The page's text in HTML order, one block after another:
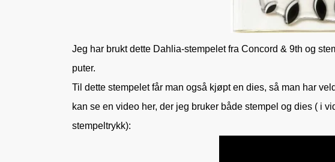
Jeg har brukt dette Dahlia-stempelet fra Concord & 9th og
puter.
Til dette stempelet får man også kjøpt en dies, så man har
kan se en video her, der jeg bruker både stempel og dies ( i
stempeltrykk):